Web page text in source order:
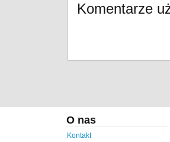
Komentarze
O nas
Kontakt